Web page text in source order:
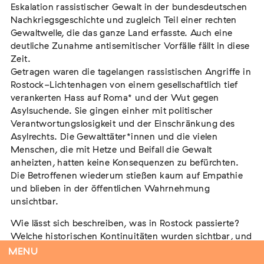
MENU
Flucht – Internierung – Deportation –
Vernichtung
Extern
07. August 2026 Darmstadt
Antiziganismus in Relation zu Rassismus
und Antisemitismus
ExternMARKUS END
Eskalation rassistischer Gewalt in der bundesdeutschen
Nachkriegsgeschichte und zugleich Teil einer rechten
Gewaltwelle, die das ganze Land erfasste. Auch eine
deutliche Zunahme antisemitischer Vorfälle fällt in diese
Zeit.
Getragen waren die tagelangen rassistischen Angriffe in
Rostock-Lichtenhagen von einem gesellschaftlich tief
verankerten Hass auf Roma* und der Wut gegen
Asylsuchende. Sie gingen einher mit politischer
Verantwortungslosigkeit und der Einschränkung des
Asylrechts. Die Gewalttäter*innen und die vielen
Menschen, die mit Hetze und Beifall die Gewalt
anheizten, hatten keine Konsequenzen zu befürchten.
Die Betroffenen wiederum stießen kaum auf Empathie
und blieben in der öffentlichen Wahrnehmung
unsichtbar.
Wie lässt sich beschreiben, was in Rostock passierte?
Welche historischen Kontinuitäten wurden sichtbar, und
was schließen wir daraus für die Gegenwart?